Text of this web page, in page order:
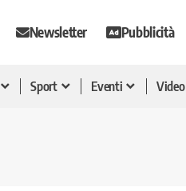
Newsletter Pubblicità
Sport Eventi Video